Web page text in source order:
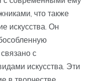
что также
искусства. Он
с
искусства. Эти